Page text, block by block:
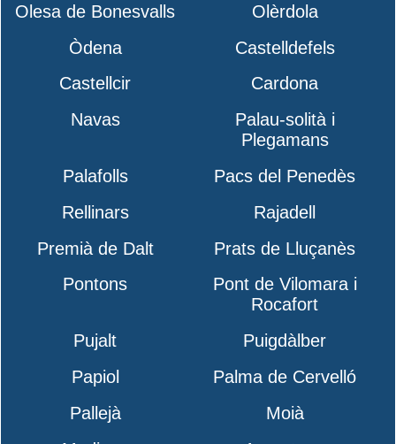
Olesa de Bonesvalls
Olèrdola
Òdena
Castelldefels
Castellcir
Cardona
Navas
Palau-solità i
Plegamans
Palafolls
Pacs del Penedès
Rellinars
Rajadell
Premià de Dalt
Prats de Lluçanès
Pontons
Pont de Vilomara i
Rocafort
Pujalt
Puigdàlber
Papiol
Palma de Cervelló
Pallejà
Moià